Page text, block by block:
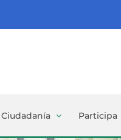
Participa